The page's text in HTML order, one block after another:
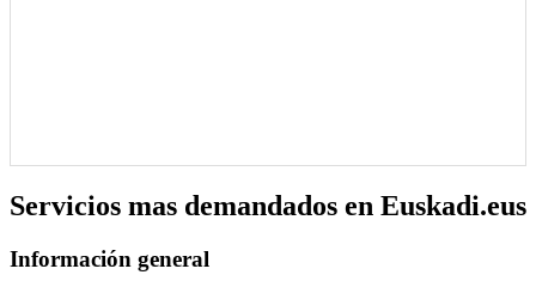
Servicios mas demandados en Euskadi.eus
Información general